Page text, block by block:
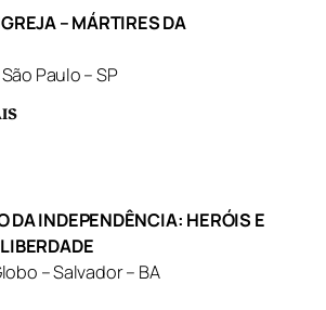
– MÁRTIRES DA
Paulo – SP
DA INDEPENDÊNCIA: HERÓIS E
– Salvador – BA